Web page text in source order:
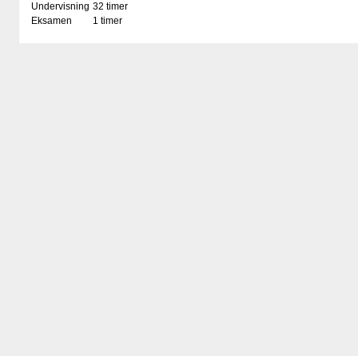
Undervisning 32 timer
Eksamen
1 timer